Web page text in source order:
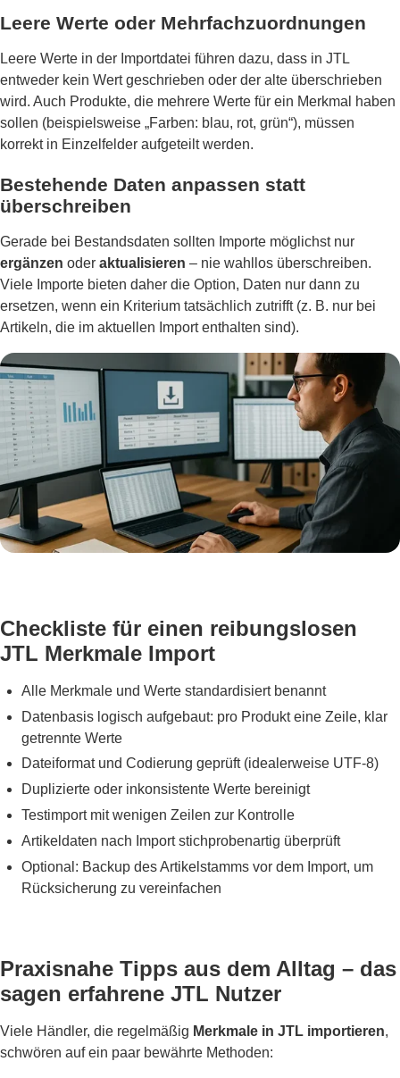
Leere Werte oder Mehrfachzuordnungen
Leere Werte in der Importdatei führen dazu, dass in JTL
entweder kein Wert geschrieben oder der alte überschrieben
wird. Auch Produkte, die mehrere Werte für ein Merkmal haben
sollen (beispielsweise „Farben: blau, rot, grün“), müssen
korrekt in Einzelfelder aufgeteilt werden.
Bestehende Daten anpassen statt
überschreiben
Gerade bei Bestandsdaten sollten Importe möglichst nur
ergänzen oder aktualisieren – nie wahllos überschreiben.
Viele Importe bieten daher die Option, Daten nur dann zu
ersetzen, wenn ein Kriterium tatsächlich zutrifft (z. B. nur bei
Artikeln, die im aktuellen Import enthalten sind).
Checkliste für einen reibungslosen
JTL Merkmale Import
Alle Merkmale und Werte standardisiert benannt
Datenbasis logisch aufgebaut: pro Produkt eine Zeile, klar
getrennte Werte
Dateiformat und Codierung geprüft (idealerweise UTF-8)
Duplizierte oder inkonsistente Werte bereinigt
Testimport mit wenigen Zeilen zur Kontrolle
Artikeldaten nach Import stichprobenartig überprüft
Optional: Backup des Artikelstamms vor dem Import, um
Rücksicherung zu vereinfachen
Praxisnahe Tipps aus dem Alltag – das
sagen erfahrene JTL Nutzer
Viele Händler, die regelmäßig Merkmale in JTL importieren,
schwören auf ein paar bewährte Methoden: